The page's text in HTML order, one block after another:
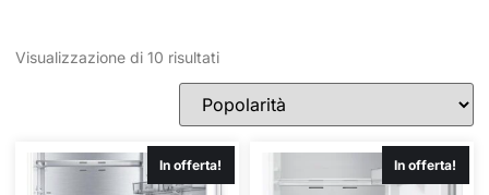
Visualizzazione di 10 risultati
In offerta! In offerta!